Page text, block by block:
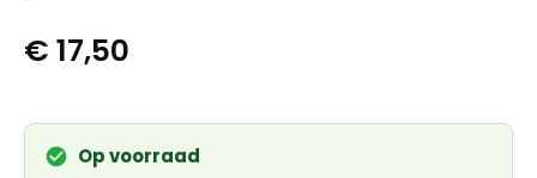
€ 17,50
Op voorraad